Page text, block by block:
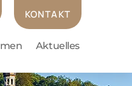
KONTAKT
Aktuelles